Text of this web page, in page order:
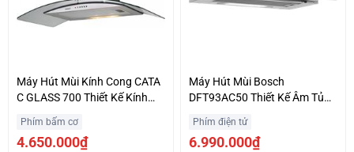
Máy Hút Mùi Kính Cong CATA
C GLASS 700 Thiết Kế Kính
Cường Lực Sang Trọng Giá
Hợp Lý
Phím bấm cơ
4.650.000₫
Máy Hút Mùi Bosch
DFT93AC50 Thiết Kế Âm Tủ
Ưu Đãi
Phím điện tử
6.990.000₫